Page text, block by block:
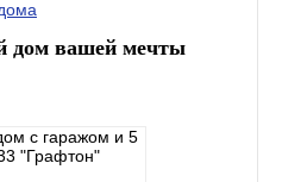
дом вашей мечты